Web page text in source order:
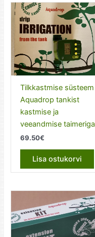
Tilkkastmise süsteem
Aquadrop tankist
kastmise ja
veeandmise taimeriga
69.50€
Lisa ostukorvi